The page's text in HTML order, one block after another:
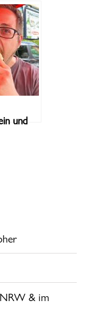
und
& im